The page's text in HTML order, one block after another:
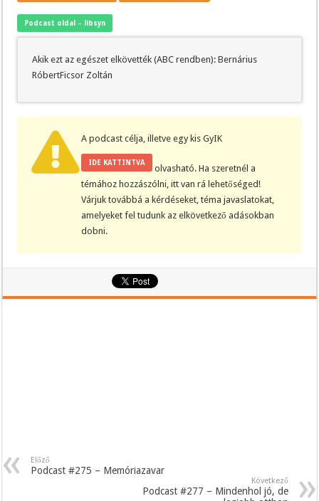
Podcast oldal – libsyn
Akik ezt az egészet elkövették (ABC rendben): Bernárius
RóbertFicsor Zoltán
A podcast célja, illetve egy kis GyIK
IDE KATTINTVA
olvasható. Ha szeretnél a
témához hozzászólni, itt van rá lehetőséged!
Várjuk továbbá a kérdéseket, téma javaslatokat,
amelyeket fel tudunk az elkövetkező adásokban
dobni.
Előző
Podcast #275 – Memóriazavar
Következő
Podcast #277 – Mindenhol jó, de